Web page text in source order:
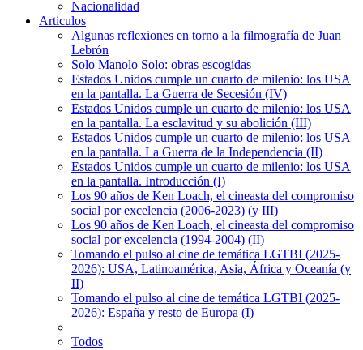
Nacionalidad
Articulos
Algunas reflexiones en torno a la filmografía de Juan
Lebrón
Solo Manolo Solo: obras escogidas
Estados Unidos cumple un cuarto de milenio: los USA
en la pantalla. La Guerra de Secesión (IV)
Estados Unidos cumple un cuarto de milenio: los USA
en la pantalla. La esclavitud y su abolición (III)
Estados Unidos cumple un cuarto de milenio: los USA
en la pantalla. La Guerra de la Independencia (II)
Estados Unidos cumple un cuarto de milenio: los USA
en la pantalla. Introducción (I)
Los 90 años de Ken Loach, el cineasta del compromiso
social por excelencia (2006-2023) (y III)
Los 90 años de Ken Loach, el cineasta del compromiso
social por excelencia (1994-2004) (II)
Tomando el pulso al cine de temática LGTBI (2025-
2026): USA, Latinoamérica, Asia, África y Oceanía (y
II)
Tomando el pulso al cine de temática LGTBI (2025-
2026): España y resto de Europa (I)
Todos